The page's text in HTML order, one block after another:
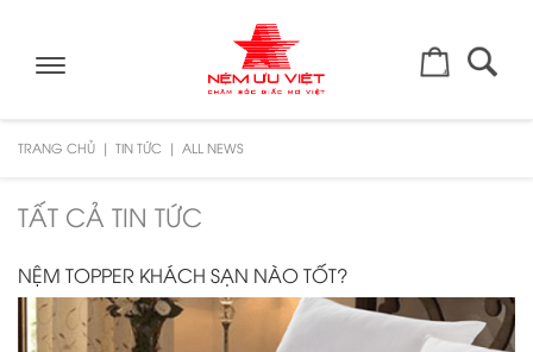
Toggle
TRANG CHỦ TIN TỨC ALL NEWS
TẤT CẢ TIN TỨC
NỆM TOPPER KHÁCH SẠN NÀO TỐT?